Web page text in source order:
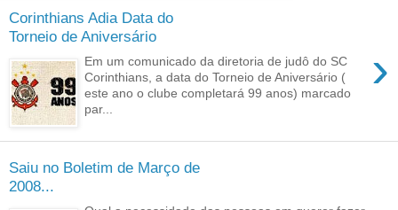
Corinthians Adia Data do
Torneio de Aniversário
›
Em um comunicado da diretoria de judô do SC
Corinthians, a data do Torneio de Aniversário (
este ano o clube completará 99 anos) marcado
par...
Saiu no Boletim de Março de
2008...